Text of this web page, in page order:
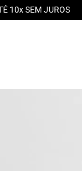
10x SEM JUROS